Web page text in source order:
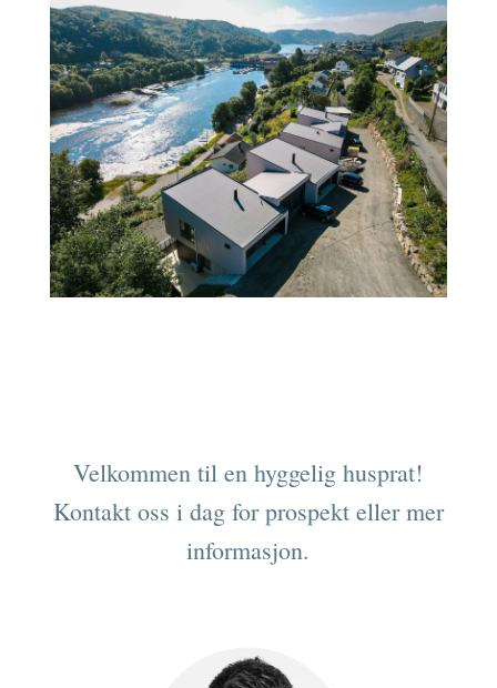
Velkommen til en hyggelig husprat!
Kontakt oss i dag for prospekt eller mer
informasjon.